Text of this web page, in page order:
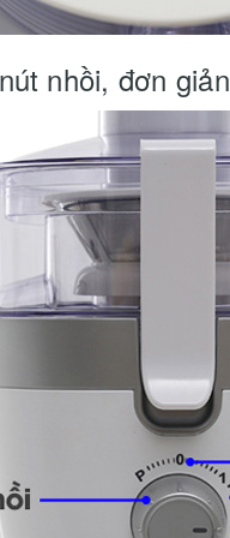
nhồi, đơn